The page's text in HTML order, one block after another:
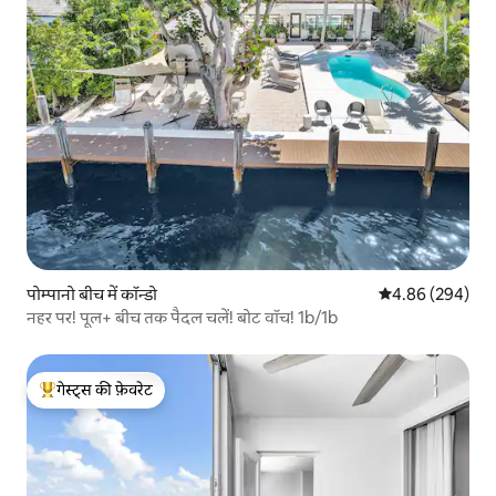
पोम्पानो बीच में कॉन्डो औसत रेटिंग 5 में से
4.86 (294)
नहर पर! पूल+ बीच तक पैदल चलें! बोट वॉच! 1b/1b
गेस्ट्स का टॉप फ़ेवरेट
गेस्ट्स की फ़ेवरेट